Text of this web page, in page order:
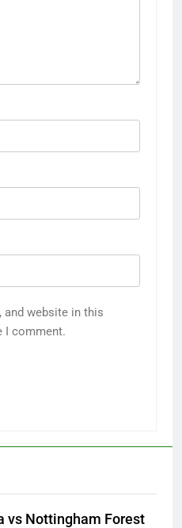
and website in this
I comment.
vs Nottingham Forest